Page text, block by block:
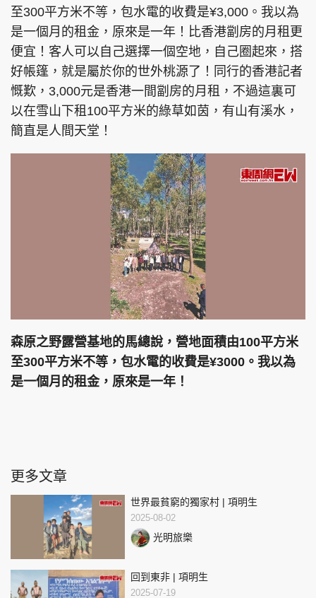
至300平方米不等，包水電的收費是¥3,000。我以為
是一個月的租金，原來是一年！比香港劏房的月租更
便宜！客人可以自己選擇一個空地，自己圈起來，搭
好帳篷，就是屬於你的世外桃源了！同行的香港記者
慨歎，3,000元是香港一間劏房的月租，不過這裏可
以在雪山下租100平方米的綠草如茵，有山有溪水，
簡直是人間天堂！
森原之野露營基地的馬總說，營地面積由100平方米
至300平方米不等，包水電的收費是¥3000。我以為
是一個月的租金，原來是一年！
更多文章
世界最貧窮的獨家村 | 項明生
2025-08-02
光明旅樂
回到東非 | 項明生
2025-07-19